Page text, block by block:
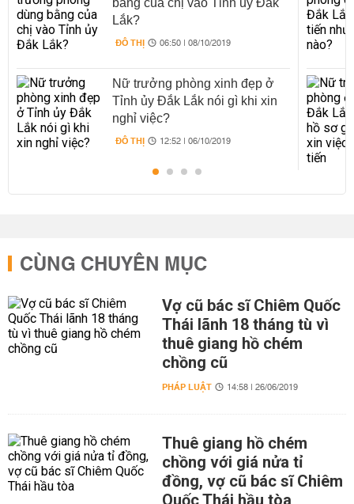
bằng của chị vào Tỉnh ủy Đắk
Lắk?
ĐÔ THỊ 06:50 | 08/10/2019
Nữ trưởng phòng xinh đẹp ở
Tỉnh ủy Đắk Lắk nói gì khi xin
nghỉ việc?
ĐÔ THỊ 12:52 | 06/10/2019
CÙNG CHUYÊN MỤC
Vợ cũ bác sĩ Chiêm Quốc
Thái lãnh 18 tháng tù vì
thuê giang hồ chém
chồng cũ
PHÁP LUẬT 14:58 | 26/06/2019
Thuê giang hồ chém
chồng với giá nửa tỉ
đồng, vợ cũ bác sĩ Chiêm
Quốc Thái hầu tòa